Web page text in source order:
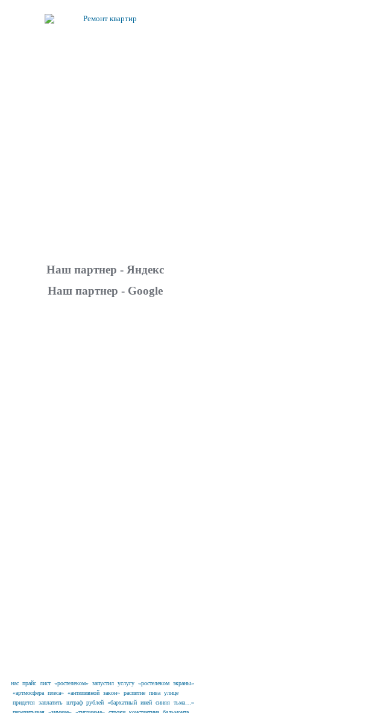
Наш партнер - Яндекс
Наш партнер - Google
нас прайс лист «ростелеком» запустил услугу «ростелеком экраны»
«артмосфера плеса» «антипивной закон» распитие пива улице
придется заплатить штраф рублей «бархатный иней синяя тьма…»